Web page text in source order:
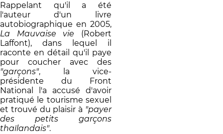
Rappelant qu'il a été
l'auteur d'un livre
autobiographique en 2005,
La Mauvaise vie (Robert
Laffont), dans lequel il
raconte en détail qu'il paye
pour coucher avec des
"garçons", la vice-
présidente du Front
National l'a accusé d'avoir
pratiqué le tourisme sexuel
et trouvé du plaisir à "payer
des petits garçons
thaïlandais".